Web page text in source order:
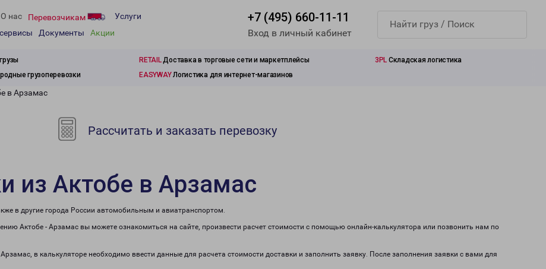
О нас Перевозчикам
Услуги
Документы Акции
+7 (495) 660-11-11
Вход в личный кабинет
RETAILДоставка в торговые сети и маркетплейсы 3PL Складская логистика
грузоперевозки EASYWAYЛогистика для интернет-магазинов
в Арзамас
Рассчитать и заказать перевозку
из Актобе в Арзамас
в другие города России автомобильным и авиатранспортом.
Актобе - Арзамас вы можете ознакомиться на сайте, произвести расчет стоимости с помощью онлайн-калькулятора или позвонить нам по
в калькуляторе необходимо ввести данные для расчета стоимости доставки и заполнить заявку. После заполнения заявки с вами для